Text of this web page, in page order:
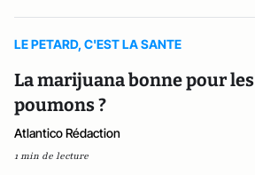
LE PETARD, C'EST LA SANTE
La marijuana bonne pour les
poumons ?
Atlantico Rédaction
1 min de lecture